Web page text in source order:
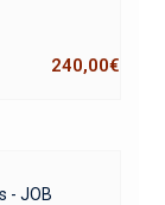
240,00€
- JOB